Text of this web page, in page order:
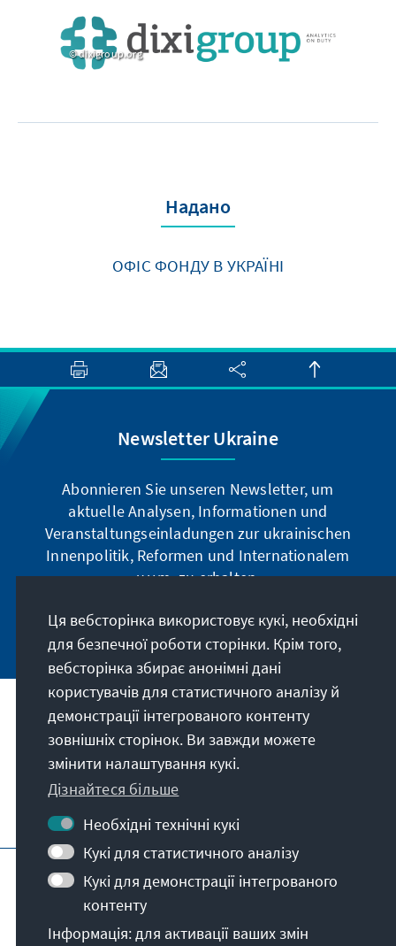
dixigroup.org
Надано
ОФІС ФОНДУ В УКРАЇНІ
Newsletter Ukraine
Abonnieren Sie unseren Newsletter, um
aktuelle Analysen, Informationen und
Veranstaltungseinladungen zur ukrainischen
Innenpolitik, Reformen und Internationalem
u.v.m. zu erhalten.
Jetzt abonnieren
Адреса
Контакт
Відвідайте також
Головна сторінка ФКА
Вихідні дані
Захист даних
Умови користування
Декларація про доступність
Повідомити про бар'єр
Ця вебсторінка використовує кукі, необхідні
для безпечної роботи сторінки. Крім того,
вебсторінка збирає анонімні дані
користувачів для статистичного аналізу й
демонстрації інтегрованого контенту
зовнішніх сторінок. Ви завжди можете
змінити налаштування кукі.
Дізнайтеся більше
Необхідні технічні кукі
Кукі для статистичного аналізу
Кукі для демонстрації інтегрованого
контенту
Інформація: для активації ваших змін